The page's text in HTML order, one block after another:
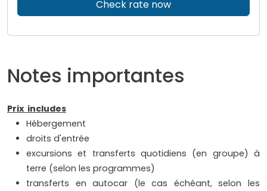
Check rate now
Notes importantes
Prix includes
Hébergement
droits d'entrée
excursions et transferts quotidiens (en groupe) à
terre (selon les programmes)
transferts en autocar (le cas échéant, selon les